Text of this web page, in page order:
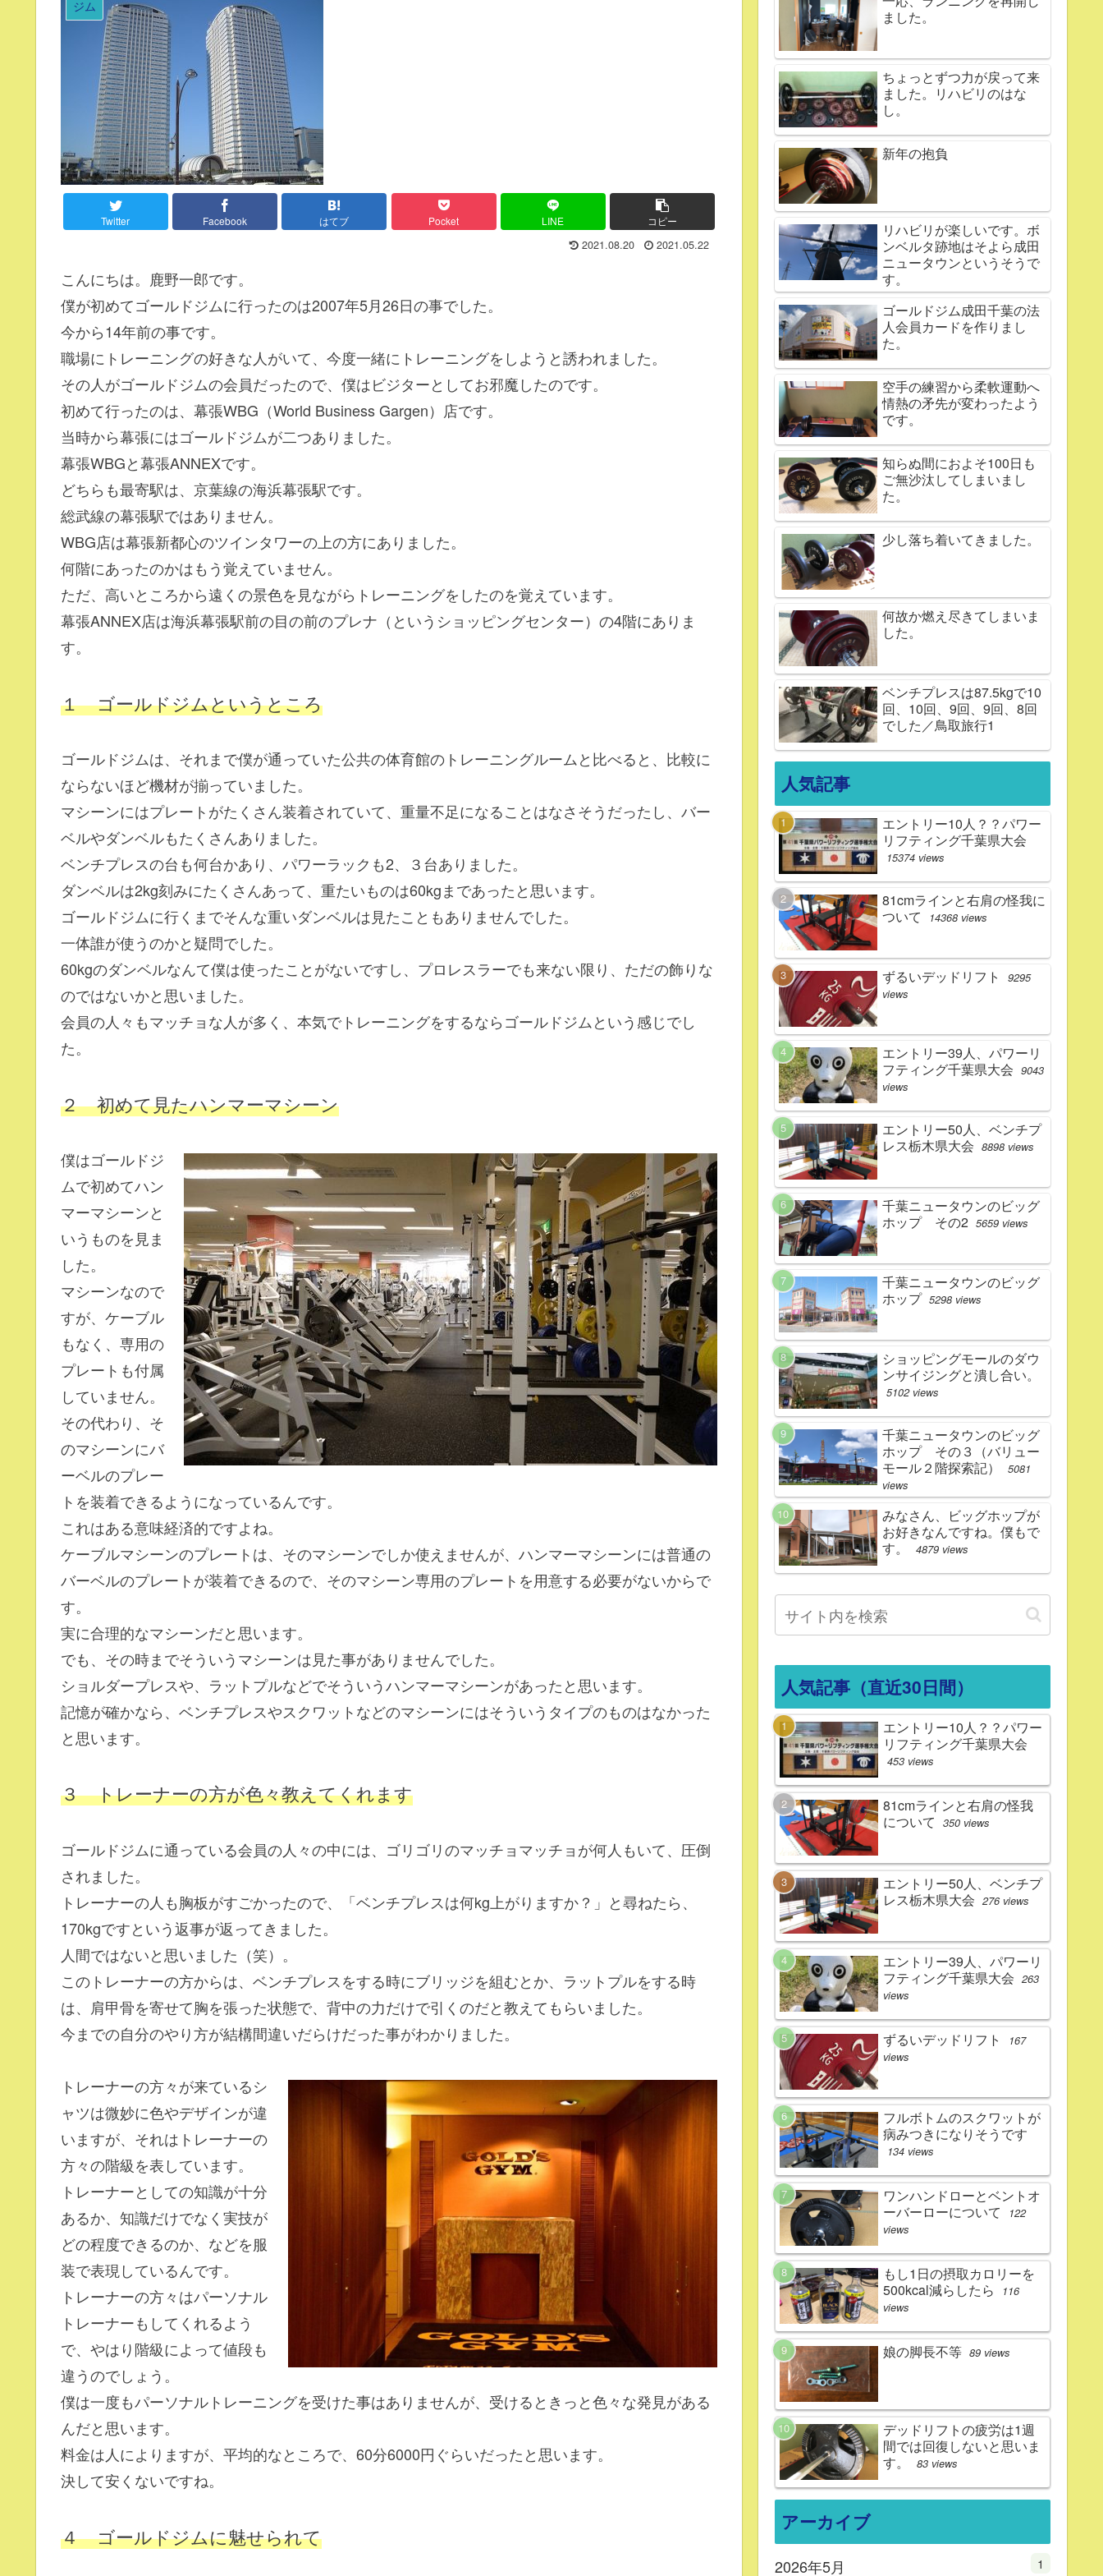
ジム
Twitter Facebook はてブ Pocket LINE コピー
2021.08.20 2021.05.22
こんにちは。鹿野一郎です。
僕が初めてゴールドジムに行ったのは2007年5月26日の事でした。
今から14年前の事です。
職場にトレーニングの好きな人がいて、今度一緒にトレーニングをしようと誘われました。
その人がゴールドジムの会員だったので、僕はビジターとしてお邪魔したのです。
初めて行ったのは、幕張WBG（World Business Gargen）店です。
当時から幕張にはゴールドジムが二つありました。
幕張WBGと幕張ANNEXです。
どちらも最寄駅は、京葉線の海浜幕張駅です。
総武線の幕張駅ではありません。
WBG店は幕張新都心のツインタワーの上の方にありました。
何階にあったのかはもう覚えていません。
ただ、高いところから遠くの景色を見ながらトレーニングをしたのを覚えています。
幕張ANNEX店は海浜幕張駅前の目の前のプレナ（というショッピングセンター）の4階にありま
す。
１ ゴールドジムというところ
ゴールドジムは、それまで僕が通っていた公共の体育館のトレーニングルームと比べると、比較に
ならないほど機材が揃っていました。
マシーンにはプレートがたくさん装着されていて、重量不足になることはなさそうだったし、バー
ベルやダンベルもたくさんありました。
ベンチプレスの台も何台かあり、パワーラックも2、３台ありました。
ダンベルは2kg刻みにたくさんあって、重たいものは60kgまであったと思います。
ゴールドジムに行くまでそんな重いダンベルは見たこともありませんでした。
一体誰が使うのかと疑問でした。
60kgのダンベルなんて僕は使ったことがないですし、プロレスラーでも来ない限り、ただの飾りな
のではないかと思いました。
会員の人々もマッチョな人が多く、本気でトレーニングをするならゴールドジムという感じでし
た。
２ 初めて見たハンマーマシーン
僕はゴールドジ
ムで初めてハン
マーマシーンと
いうものを見ま
した。
マシーンなので
すが、ケーブル
もなく、専用の
プレートも付属
していません。
その代わり、そ
のマシーンにバ
ーベルのプレー
トを装着できるようになっているんです。
これはある意味経済的ですよね。
ケーブルマシーンのプレートは、そのマシーンでしか使えませんが、ハンマーマシーンには普通の
バーベルのプレートが装着できるので、そのマシーン専用のプレートを用意する必要がないからで
す。
実に合理的なマシーンだと思います。
でも、その時までそういうマシーンは見た事がありませんでした。
ショルダープレスや、ラットプルなどでそういうハンマーマシーンがあったと思います。
記憶が確かなら、ベンチプレスやスクワットなどのマシーンにはそういうタイプのものはなかった
と思います。
３ トレーナーの方が色々教えてくれます
ゴールドジムに通っている会員の人々の中には、ゴリゴリのマッチョマッチョが何人もいて、圧倒
されました。
トレーナーの人も胸板がすごかったので、「ベンチプレスは何kg上がりますか？」と尋ねたら、
170kgですという返事が返ってきました。
人間ではないと思いました（笑）。
このトレーナーの方からは、ベンチプレスをする時にブリッジを組むとか、ラットプルをする時
は、肩甲骨を寄せて胸を張った状態で、背中の力だけで引くのだと教えてもらいました。
今までの自分のやり方が結構間違いだらけだった事がわかりました。
トレーナーの方々が来ているシ
ャツは微妙に色やデザインが違
いますが、それはトレーナーの
方々の階級を表しています。
トレーナーとしての知識が十分
あるか、知識だけでなく実技が
どの程度できるのか、などを服
装で表現しているんです。
トレーナーの方々はパーソナル
トレーナーもしてくれるよう
で、やはり階級によって値段も
違うのでしょう。
僕は一度もパーソナルトレーニングを受けた事はありませんが、受けるときっと色々な発見がある
んだと思います。
料金は人によりますが、平均的なところで、60分6000円ぐらいだったと思います。
決して安くないですね。
４ ゴールドジムに魅せられて
ました。
ちょっとずつ力が戻って来
ました。リハビリのはな
し。
新年の抱負
リハビリが楽しいです。ボ
ンベルタ跡地はそよら成田
ニュータウンというそうで
す。
ゴールドジム成田千葉の法
人会員カードを作りまし
た。
空手の練習から柔軟運動へ
情熱の矛先が変わったよう
です。
知らぬ間におよそ100日も
ご無沙汰してしまいまし
た。
少し落ち着いてきました。
何故か燃え尽きてしまいま
した。
ベンチプレスは87.5kgで10
回、10回、9回、9回、8回
でした／鳥取旅行1
人気記事
エントリー10人？？パワー
リフティング千葉県大会
15374 views
81cmラインと右肩の怪我に
ついて
14368 views
ずるいデッドリフト
9295
views
エントリー39人、パワーリ
フティング千葉県大会 9043
views
エントリー50人、ベンチプ
レス栃木県大会 8898 views
千葉ニュータウンのビッグ
ホップ その2 5659 views
千葉ニュータウンのビッグ
ホップ 5298 views
ショッピングモールのダウ
ンサイジングと潰し合い。
5102 views
千葉ニュータウンのビッグ
ホップ その３（バリュー
モール２階探索記）
5081
views
みなさん、ビッグホップが
お好きなんですね。僕もで
す。
4879 views
人気記事（直近30日間）
エントリー10人？？パワー
リフティング千葉県大会
453 views
81cmラインと右肩の怪我
について
350 views
エントリー50人、ベンチプ
レス栃木県大会 276 views
エントリー39人、パワーリ
フティング千葉県大会 263
views
ずるいデッドリフト
167
views
フルボトムのスクワットが
病みつきになりそうです
134 views
ワンハンドローとベントオ
ーバーローについて
122
views
もし1日の摂取カロリーを
500kcal減らしたら
116
views
娘の脚長不等 89 views
デッドリフトの疲労は1週
間では回復しないと思いま
す。
83 views
アーカイブ
2026年5月 1